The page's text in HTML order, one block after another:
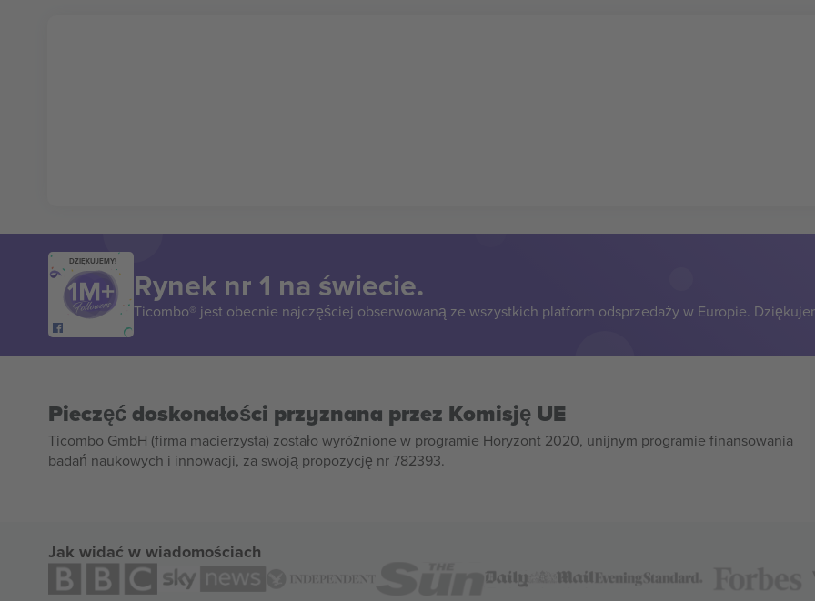
DZIĘKUJEMY!
Rynek nr 1 na świecie.
Ticombo® jest obecnie najczęściej obserwowaną ze wszystkich platform odsprzedaży w Europie.
Pieczęć doskonałości przyznana przez Komisję UE
Ticombo GmbH (firma macierzysta) zostało wyróżnione w programie Horyzont 2020, unijnym programie finansowania
badań naukowych i innowacji, za swoją propozycję nr 782393.
Jak widać w wiadomościach